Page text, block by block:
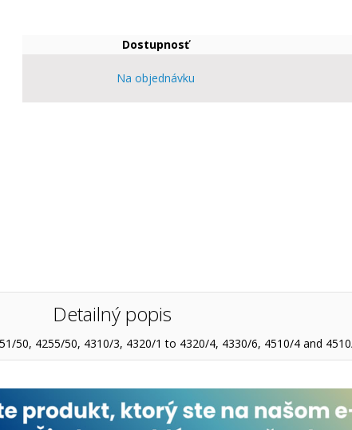
Dostupnosť
Na objednávku
Detailný popis
50, 4255/50, 4310/3, 4320/1 to 4320/4, 4330/6, 4510/4 and